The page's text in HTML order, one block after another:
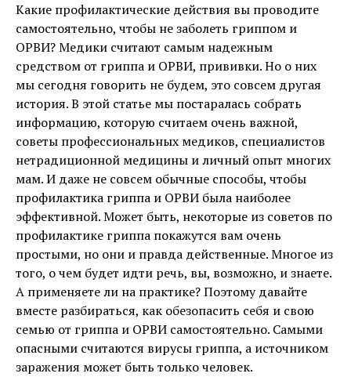
Какие профилактические действия вы проводите
самостоятельно, чтобы не заболеть гриппом и
ОРВИ? Медики считают самым надежным
средством от гриппа и ОРВИ, прививки. Но о них
мы сегодня говорить не будем, это совсем другая
история. В этой статье мы постаралась собрать
информацию, которую считаем очень важной,
советы профессиональных медиков, специалистов
нетрадиционной медицины и личный опыт многих
мам. И даже не совсем обычные способы, чтобы
профилактика гриппа и ОРВИ была наиболее
эффективной. Может быть, некоторые из советов по
профилактике гриппа покажутся вам очень
простыми, но они и правда действенные. Многое из
того, о чем будет идти речь, вы, возможно, и знаете.
А применяете ли на практике? Поэтому давайте
вместе разбираться, как обезопасить себя и свою
семью от гриппа и ОРВИ самостоятельно. Самыми
опасными считаются вирусы гриппа, а источником
заражения может быть только человек.